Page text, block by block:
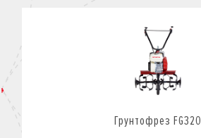
Грунтофрез FG320